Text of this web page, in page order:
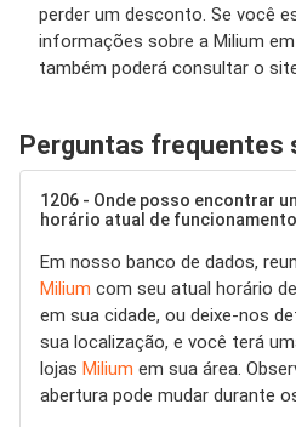
perder um desconto. Se você
informações sobre a Milium
também poderá consultar o
Perguntas frequentes
1206 - Onde posso encontrar
horário atual de
Em nosso banco de dados,
Milium com seu atual horário
em sua cidade, ou deixe-nos
sua localização, e você terá
lojas Milium em sua área.
abertura pode mudar durante